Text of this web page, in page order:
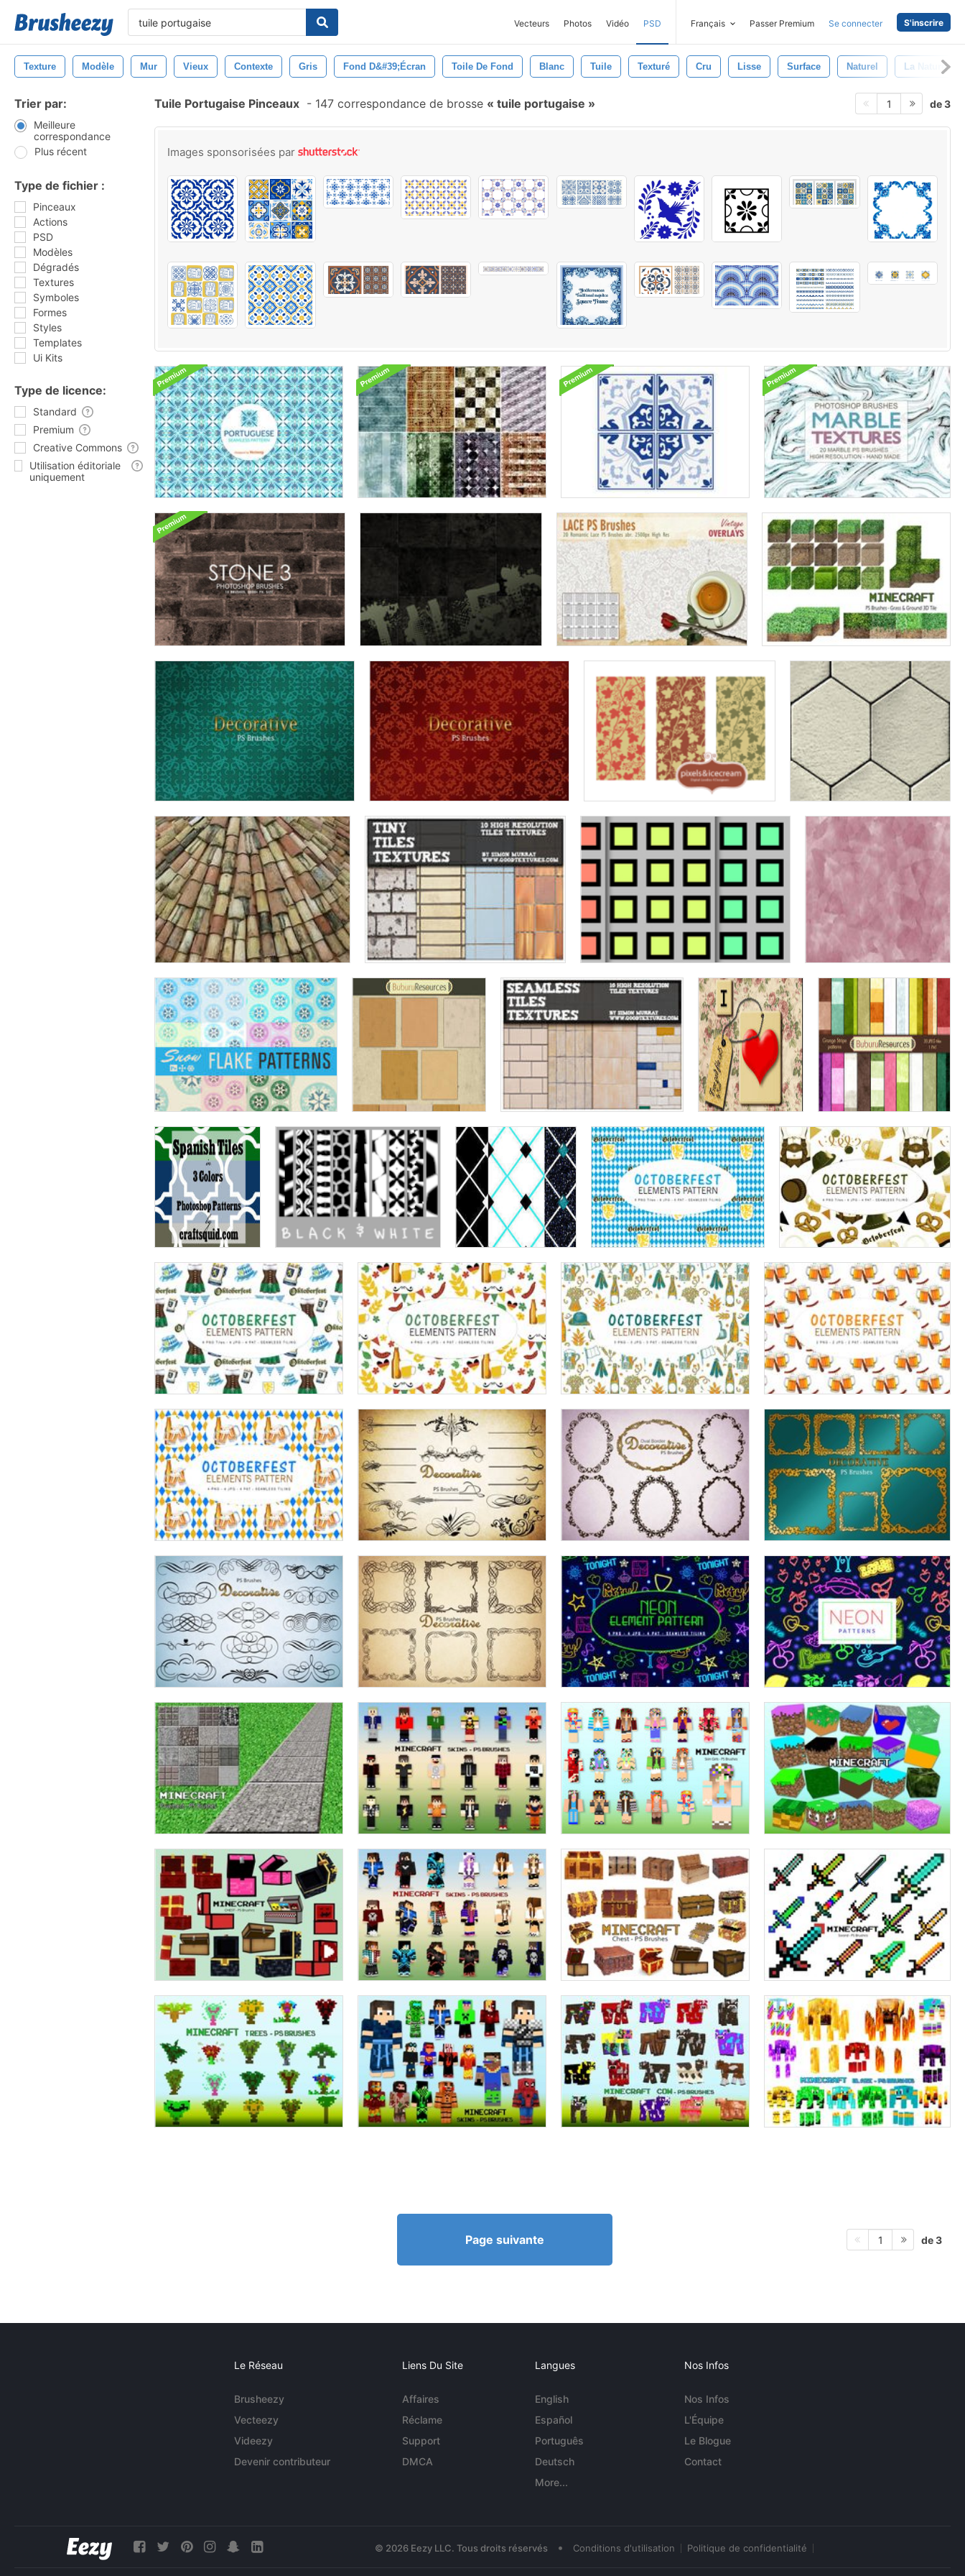
Vecteurs Photos Vidéo PSD Français Passer Premium Se connecter S'inscrire
Texture Modèle Mur Vieux Contexte Gris Fond D&#39;écran Toile De Fond Blanc Tuile Texturé Cru Lisse Surface Naturel La Nature
Trier par:
Meilleure
correspondance
Plus récent
Type de fichier :
Pinceaux
Actions
PSD
Modèles
Dégradés
Textures
Symboles
Formes
Styles
Templates
Ui Kits
Type de licence:
Standard
Premium
Creative Commons
Utilisation éditoriale
uniquement
Tuile Portugaise Pinceaux - 147 correspondance de brosse tuile portugaise 1 de 3
Images sponsorisées par
Page suivante 1 de 3
Le Réseau
Brusheezy
Vecteezy
Videezy
Devenir contributeur
Liens Du Site
Affaires
Réclame
Support
DMCA
Langues
English
Español
Português
Deutsch
More...
Nos Infos
Nos Infos
L'Équipe
Le Blogue
Contact
© 2026 Eezy LLC. Tous droits réservés • Conditions d'utilisation Politique de confidentialité